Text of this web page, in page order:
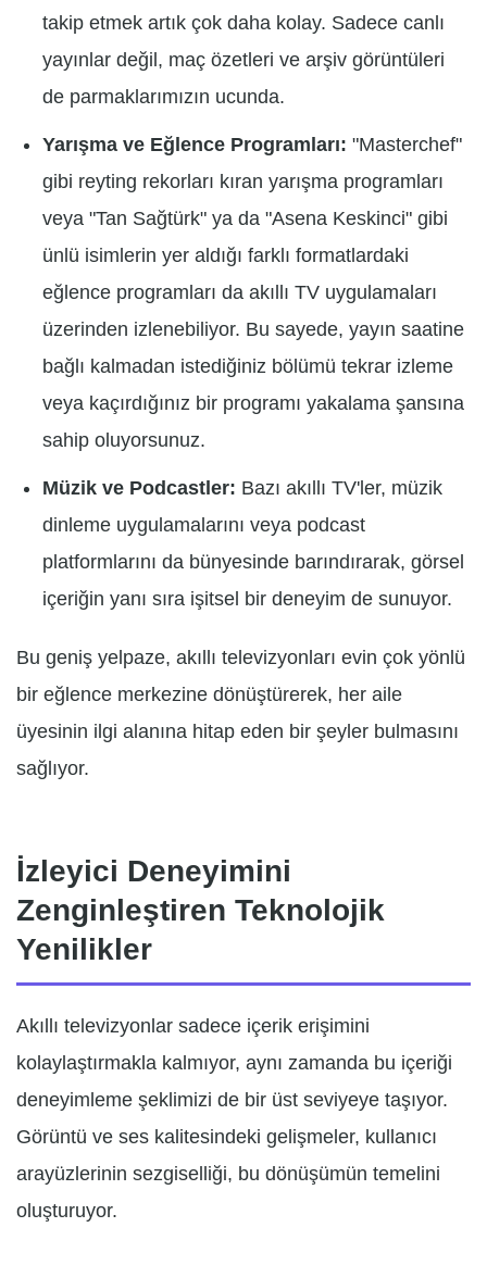
takip etmek artık çok daha kolay. Sadece canlı
yayınlar değil, maç özetleri ve arşiv görüntüleri
de parmaklarımızın ucunda.
Yarışma ve Eğlence Programları: "Masterchef"
gibi reyting rekorları kıran yarışma programları
veya "Tan Sağtürk" ya da "Asena Keskinci" gibi
ünlü isimlerin yer aldığı farklı formatlardaki
eğlence programları da akıllı TV uygulamaları
üzerinden izlenebiliyor. Bu sayede, yayın saatine
bağlı kalmadan istediğiniz bölümü tekrar izleme
veya kaçırdığınız bir programı yakalama şansına
sahip oluyorsunuz.
Müzik ve Podcastler: Bazı akıllı TV'ler, müzik
dinleme uygulamalarını veya podcast
platformlarını da bünyesinde barındırarak, görsel
içeriğin yanı sıra işitsel bir deneyim de sunuyor.
Bu geniş yelpaze, akıllı televizyonları evin çok yönlü
bir eğlence merkezine dönüştürerek, her aile
üyesinin ilgi alanına hitap eden bir şeyler bulmasını
sağlıyor.
İzleyici Deneyimini
Zenginleştiren Teknolojik
Yenilikler
Akıllı televizyonlar sadece içerik erişimini
kolaylaştırmakla kalmıyor, aynı zamanda bu içeriği
deneyimleme şeklimizi de bir üst seviyeye taşıyor.
Görüntü ve ses kalitesindeki gelişmeler, kullanıcı
arayüzlerinin sezgiselliği, bu dönüşümün temelini
oluşturuyor.